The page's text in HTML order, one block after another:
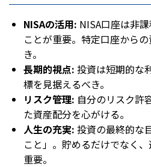
NISAの活用: NISA口座は非
ことが重要。特定口座から
き。
長期的視点: 投資は短期的な
標を見据えるべき。
リスク管理: 自分のリスク許
た資産配分を心がける。
人生の充実: 投資の最終的な
こと」。貯めるだけでなく
重要。